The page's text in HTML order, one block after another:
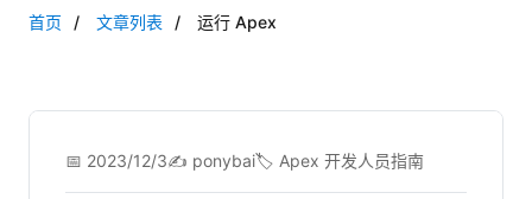
首页 / 文章列表 / 运行 Apex
📅 2023/12/3✍️ ponybai🏷️ Apex 开发人员指南